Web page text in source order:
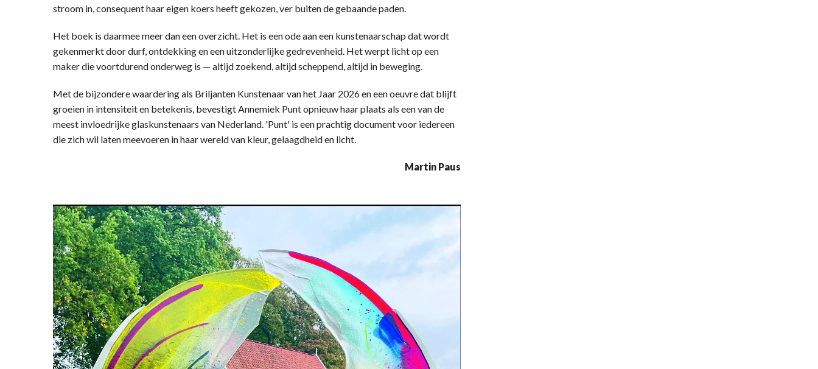
stroom in, consequent haar eigen koers heeft gekozen, ver buiten de gebaande paden.
Het boek is daarmee meer dan een overzicht. Het is een ode aan een kunstenaarschap dat wordt
gekenmerkt door durf, ontdekking en een uitzonderlijke gedrevenheid. Het werpt licht op een
maker die voortdurend onderweg is — altijd zoekend, altijd scheppend, altijd in beweging.
Met de bijzondere waardering als Briljanten Kunstenaar van het Jaar 2026 en een oeuvre dat blijft
groeien in intensiteit en betekenis, bevestigt Annemiek Punt opnieuw haar plaats als een van de
meest invloedrijke glaskunstenaars van Nederland. 'Punt' is een prachtig document voor iedereen
die zich wil laten meevoeren in haar wereld van kleur, gelaagdheid en licht.
Martin Paus